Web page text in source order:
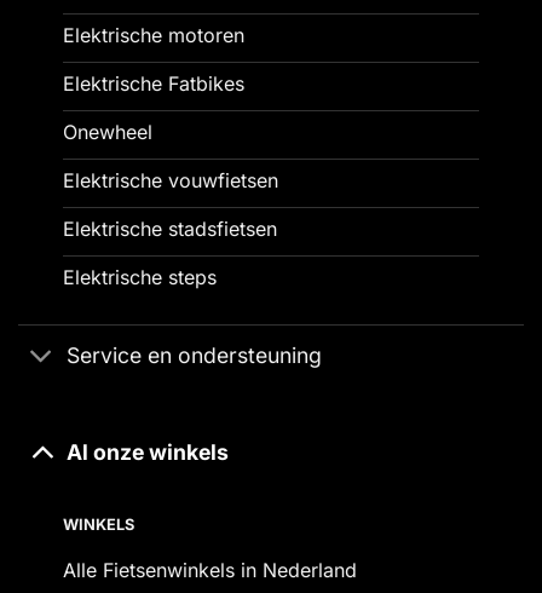
Elektrische motoren
Elektrische Fatbikes
Onewheel
Elektrische vouwfietsen
Elektrische stadsfietsen
Elektrische steps
Service en ondersteuning
Al onze winkels
WINKELS
Alle Fietsenwinkels in Nederland